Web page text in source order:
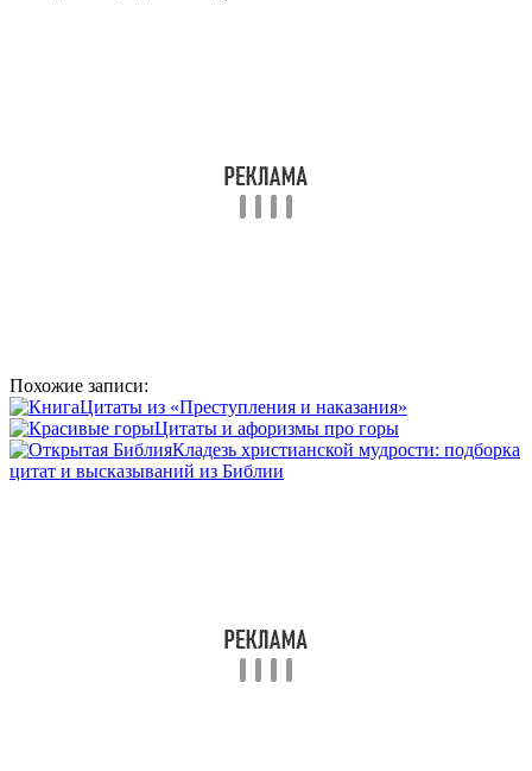
Похожие записи:
Цитаты из «Преступления и наказания»
Цитаты и афоризмы про горы
Кладезь христианской мудрости: подборка
цитат и высказываний из Библии